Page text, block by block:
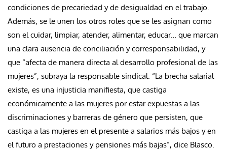
condiciones de precariedad y de desigualdad en el trabajo.
Además, se le unen los otros roles que se les asignan como
son el cuidar, limpiar, atender, alimentar, educar… que marcan
una clara ausencia de conciliación y corresponsabilidad, y
que “afecta de manera directa al desarrollo profesional de las
mujeres”, subraya la responsable sindical. “La brecha salarial
existe, es una injusticia manifiesta, que castiga
económicamente a las mujeres por estar expuestas a las
discriminaciones y barreras de género que persisten, que
castiga a las mujeres en el presente a salarios más bajos y en
el futuro a prestaciones y pensiones más bajas”, dice Blasco.